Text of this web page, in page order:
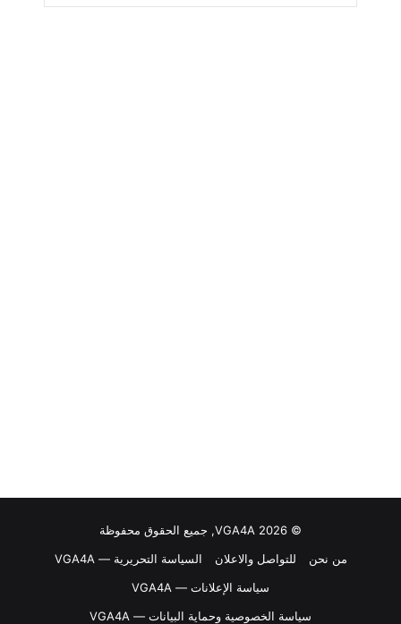
© VGA4A 2026, جميع الحقوق محفوظة
من نحن
للتواصل والاعلان
السياسة التحريرية — VGA4A
سياسة الإعلانات — VGA4A
سياسة الخصوصية وحماية البيانات — VGA4A